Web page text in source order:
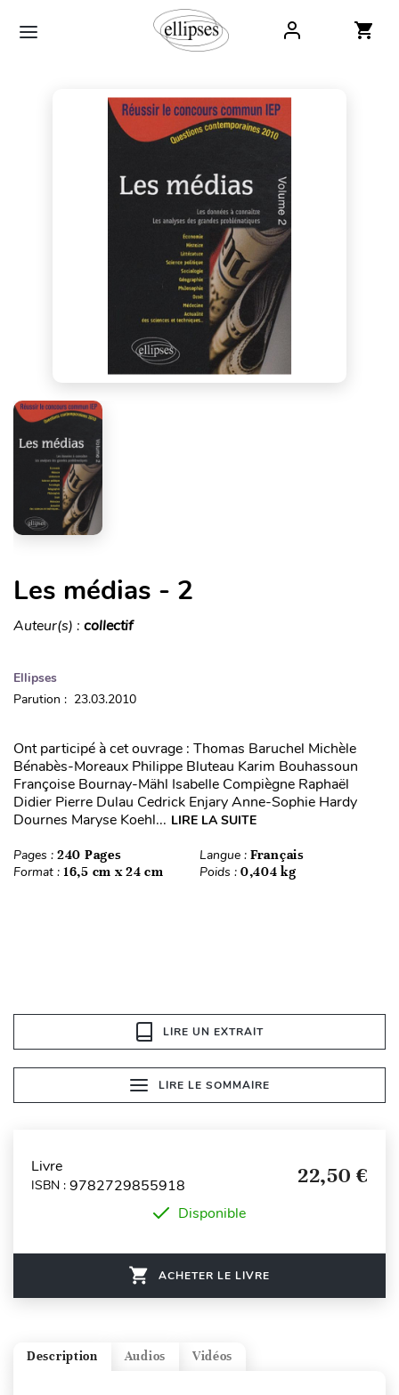
Les médias - 2
Auteur(s) : collectif
Ellipses
Parution : 23.03.2010
Ont participé à cet ouvrage : Thomas Baruchel Michèle
Bénabès-Moreaux Philippe Bluteau Karim Bouhassoun
Françoise Bournay-Mähl Isabelle Compiègne Raphaël
Didier Pierre Dulau Cedrick Enjary Anne-Sophie Hardy
Dournes Maryse Koehl... LIRE LA SUITE
Pages : 240 Pages Langue : Français
Format : 16,5 cm x 24 cm Poids : 0,404 kg
LIRE UN EXTRAIT
LIRE LE SOMMAIRE
Livre
ISBN : 9782729855918 22,50 €
Disponible
ACHETER LE LIVRE
Vidéos
Audios
Description